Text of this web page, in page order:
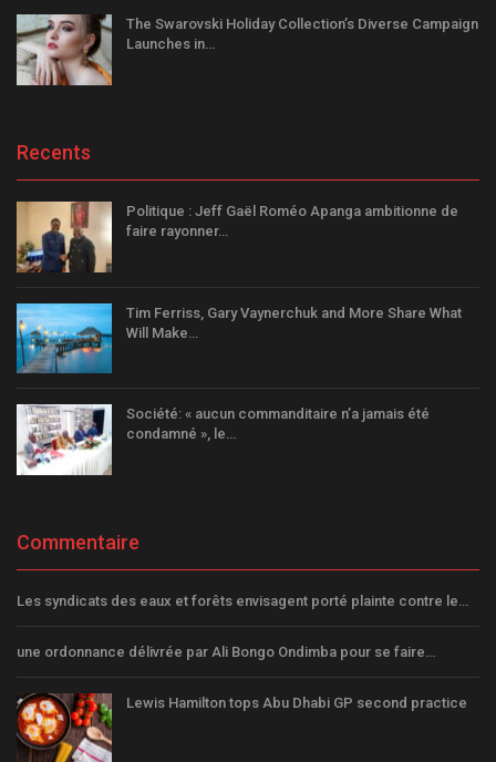
The Swarovski Holiday Collection’s Diverse Campaign
Launches in…
Recents
Politique : Jeff Gaël Roméo Apanga ambitionne de
faire rayonner…
Tim Ferriss, Gary Vaynerchuk and More Share What
Will Make…
Société: « aucun commanditaire n’a jamais été
condamné », le…
Commentaire
Les syndicats des eaux et forêts envisagent porté plainte contre le…
une ordonnance délivrée par Ali Bongo Ondimba pour se faire…
Lewis Hamilton tops Abu Dhabi GP second practice